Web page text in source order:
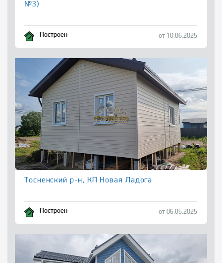
№3)
Построен от 10.06.2025
Тосненский р-н, КП Новая Ладога
Построен от 06.05.2025